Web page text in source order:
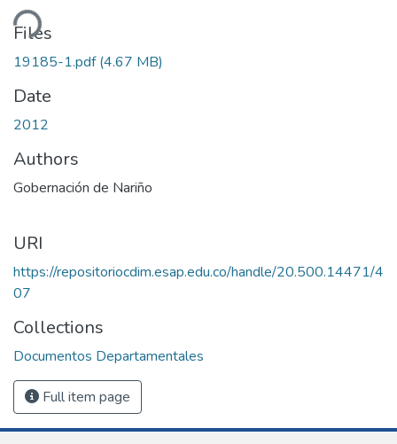
Files
19185-1.pdf(4.67 MB)
Date
2012
Authors
Gobernación de Nariño
URI
https://repositoriocdim.esap.edu.co/handle/20.500.14471/4
07
Collections
Documentos Departamentales
Full item page